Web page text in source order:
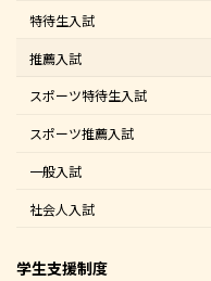
特待生入試
推薦入試
スポーツ特待生入試
スポーツ推薦入試
一般入試
社会人入試
学生支援制度